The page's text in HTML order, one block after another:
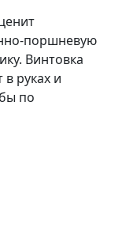
поршневую
Винтовка
руках и
по